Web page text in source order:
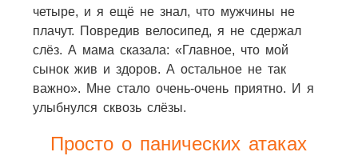
четыре, и я ещё не знал, что мужчины не
плачут. Повредив велосипед, я не сдержал
слёз. А мама сказала: «Главное, что мой
сынок жив и здоров. А остальное не так
важно». Мне стало очень-очень приятно. И я
улыбнулся сквозь слёзы.
Просто о панических атаках